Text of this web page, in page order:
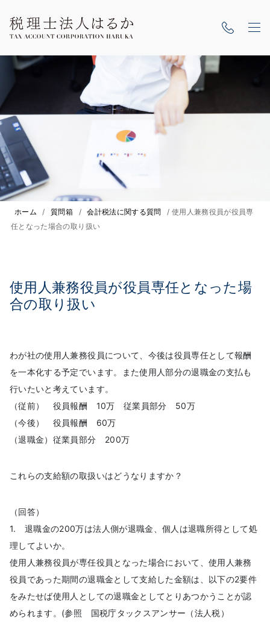
ホーム / 質問箱 / 会計税法に関する質問 / 使用人兼務役員が役員専
任となった場合の取り扱い
使用人兼務役員が役員専任となった場
合の取り扱い
わが社の使用人兼務役員について、今後は役員専任として報酬
を一本化する予定でいます。また使用人部分の退職金の支払も
行いたいと考えています。
（従前） 役員報酬 10万 従業員部分 50万
（今後） 役員報酬 60万
（退職金）従業員部分 200万
これらの支給額の取扱いはどうなりますか？
（回答）
1. 退職金の200万は法人側が退職金、個人は退職所得として処
理してよいか。
使用人兼務役員が専任役員となった場合において、使用人兼務
役員であった期間の退職金として支給した金額は、以下の2要件
をみたせば使用人としての退職金としてとりあつかうことが認
められます。(参照 国税庁タックスアンサー（法人税）